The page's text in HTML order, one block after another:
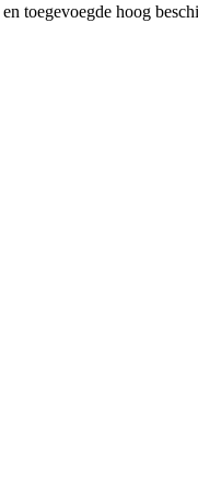
toegevoegde hoog